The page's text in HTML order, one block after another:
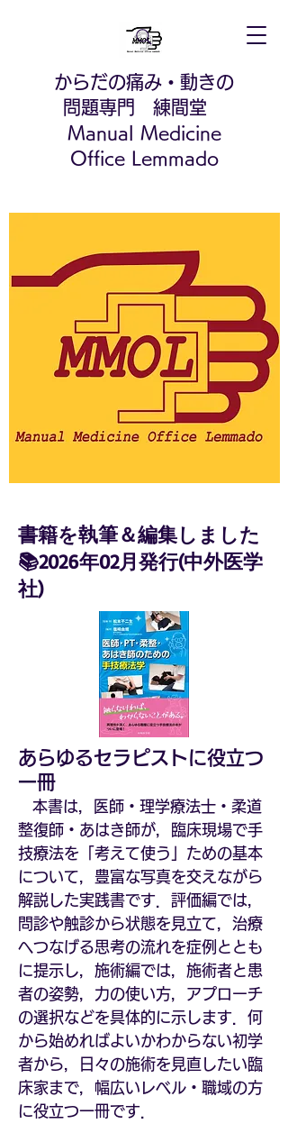
からだの痛み・動きの
問題専門 練間堂
Manual Medicine
Office Lemmado
書籍を執筆＆編集しました
📚2026年02月発行(中外医学
社)
あらゆるセラピストに役立つ
一冊
本書は，医師・理学療法士・柔道
整復師・あはき師が，臨床現場で手
技療法を「考えて使う」ための基本
について，豊富な写真を交えながら
解説した実践書です．評価編では，
問診や触診から状態を見立て，治療
へつなげる思考の流れを症例ととも
に提示し，施術編では，施術者と患
者の姿勢，力の使い方，アプローチ
の選択などを具体的に示します．何
から始めればよいかわからない初学
者から，日々の施術を見直したい臨
床家まで，幅広いレベル・職域の方
に役立つ一冊です．